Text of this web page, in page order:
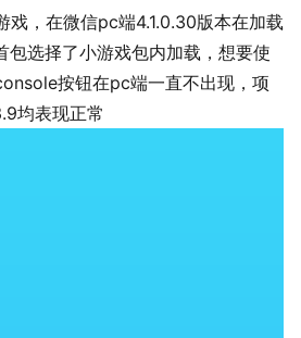
戏，在微信pc端4.1.0.30版本在加载
包选择了小游戏包内加载，想要使
按钮在pc端一直不出现，项
均表现正常